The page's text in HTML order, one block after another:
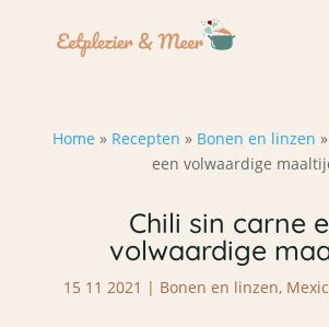
Home » Recepten » Bonen en linzen »
een volwaardige
Chili sin carne
volwaardige
15 11 2021 | Bonen en linzen,